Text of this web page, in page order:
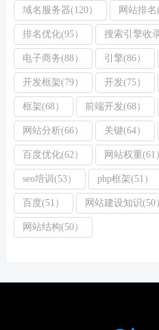
域名服务器(120） 网站排名
排名优化(95） 搜索引擎收
电子商务(88） 引擎(86）
开发框架(79） 开发(75）
框架(68） 前端开发(68）
网站分析(66） 关键(64）
百度优化(62） 网站权重(61
seo培训(53） php框架(51）
百度(51） 网站建设知识(50
网站结构(50）